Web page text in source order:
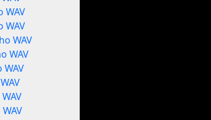
WAV
WAV
WAV
WAV